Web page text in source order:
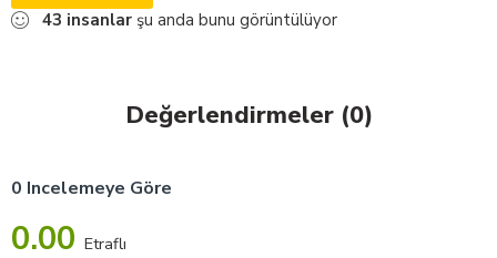
43 insanlar şu anda bunu görüntülüyor
Değerlendirmeler (0)
0 Incelemeye Göre
0.00 Etraflı